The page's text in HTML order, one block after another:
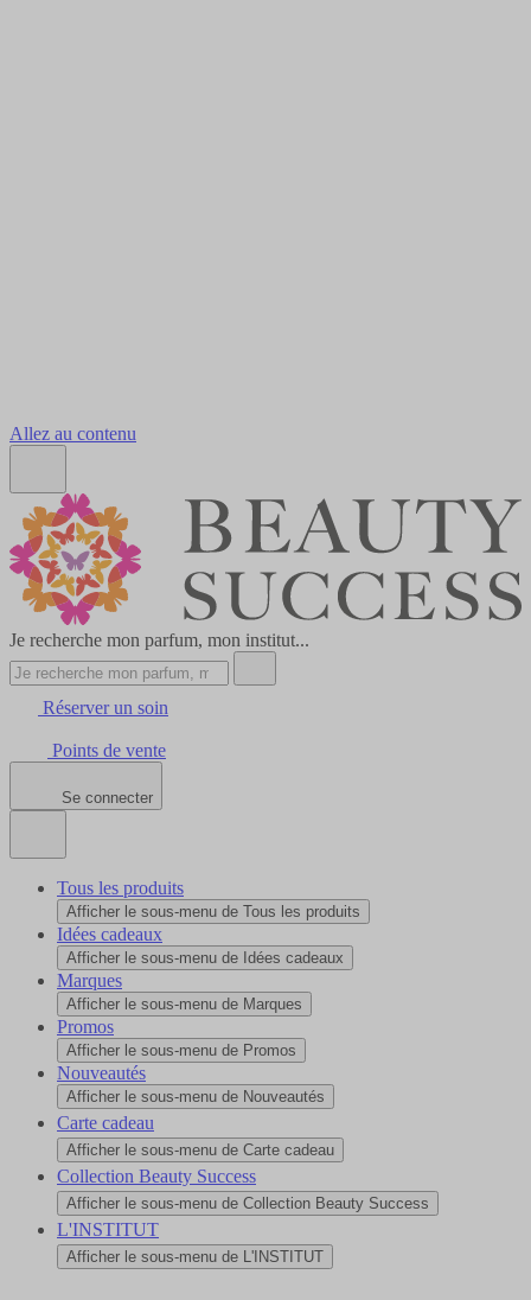
Allez au contenu
Je recherche mon parfum, mon institut...
Réserver un soin
Points de vente
Se connecter
Tous les produits
Afficher le sous-menu de Tous les produits
Idées cadeaux
Afficher le sous-menu de Idées cadeaux
Marques
Afficher le sous-menu de Marques
Promos
Afficher le sous-menu de Promos
Nouveautés
Afficher le sous-menu de Nouveautés
Carte cadeau
Afficher le sous-menu de Carte cadeau
Collection Beauty Success
Afficher le sous-menu de Collection Beauty Success
L'INSTITUT
Afficher le sous-menu de L'INSTITUT